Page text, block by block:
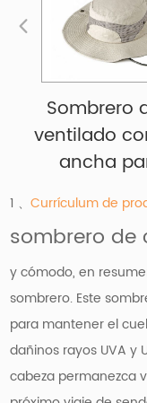
Sombrero
ventilado
ancha
1 、Currículum de
sombrero de
y cómodo, en
sombrero. Este
para mantener el
dañinos rayos UVA y
cabeza permanezca